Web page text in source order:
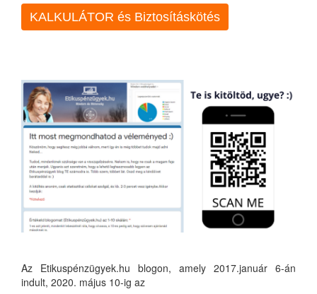
KALKULÁTOR és Biztosításkötés
Az Etikuspénzügyek.hu blogon, amely 2017.január 6-án
indult, 2020. május 10-ig az